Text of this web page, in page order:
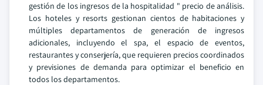
gestión de los ingresos de la hospitalidad " precio de análisis.
Los hoteles y resorts gestionan cientos de habitaciones y
múltiples departamentos de generación de ingresos
adicionales, incluyendo el spa, el espacio de eventos,
restaurantes y conserjería, que requieren precios coordinados
y previsiones de demanda para optimizar el beneficio en
todos los departamentos.